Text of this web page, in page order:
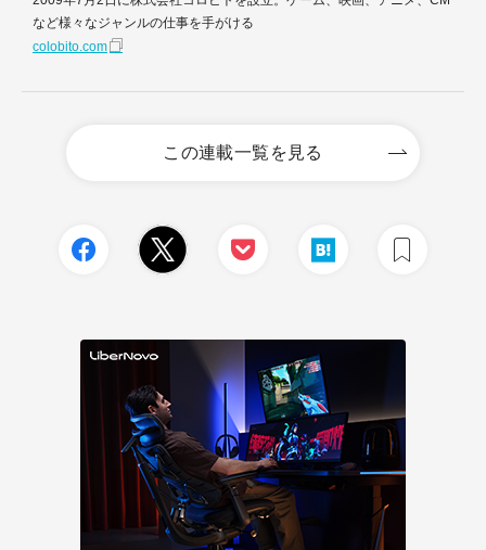
など様々なジャンルの仕事を手がける
colobito.com
この連載一覧を見る